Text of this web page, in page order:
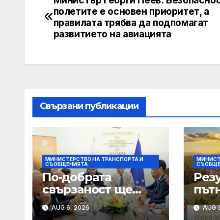
Post
navigation
полетите е основен приоритет, а
правилата трябва да подпомагат
развитието на авиацията
Свързани публикации
МИНИСТЕРСТВО НА ТРАНСПОРТА И
СЪОБЩЕНИЯТА
По‑добрата
свързаност ще
превърне
България в по-
AUG 6, 2026
отAUG